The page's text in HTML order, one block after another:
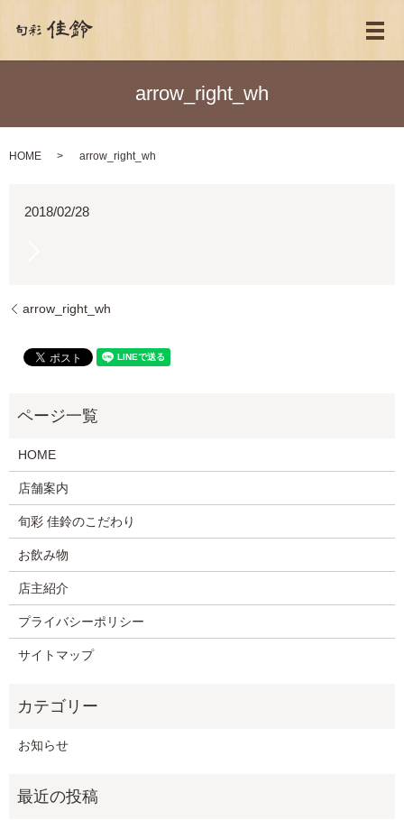
メ
arrow_right_wh
HOME arrow_right_wh
2018/02/28
arrow_right_wh
HOME
店舗案内
旬彩 佳鈴のこだわり
お飲み物
店主紹介
プライバシーポリシー
サイトマップ
お知らせ